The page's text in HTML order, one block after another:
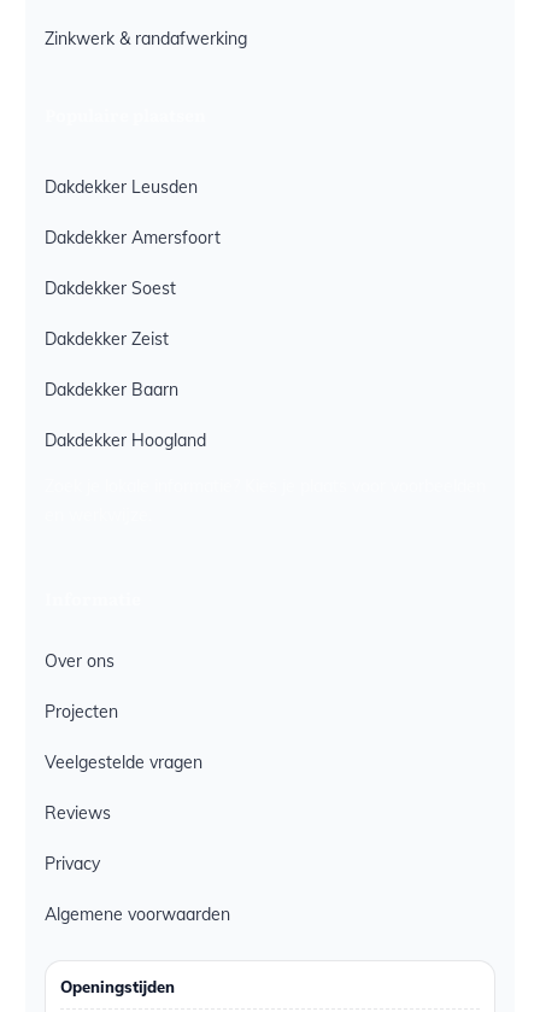
Zinkwerk & randafwerking
Dakdekker Leusden
Dakdekker Amersfoort
Dakdekker Soest
Dakdekker Zeist
Dakdekker Baarn
Dakdekker Hoogland
Over ons
Projecten
Veelgestelde vragen
Reviews
Privacy
Algemene voorwaarden
Openingstijden